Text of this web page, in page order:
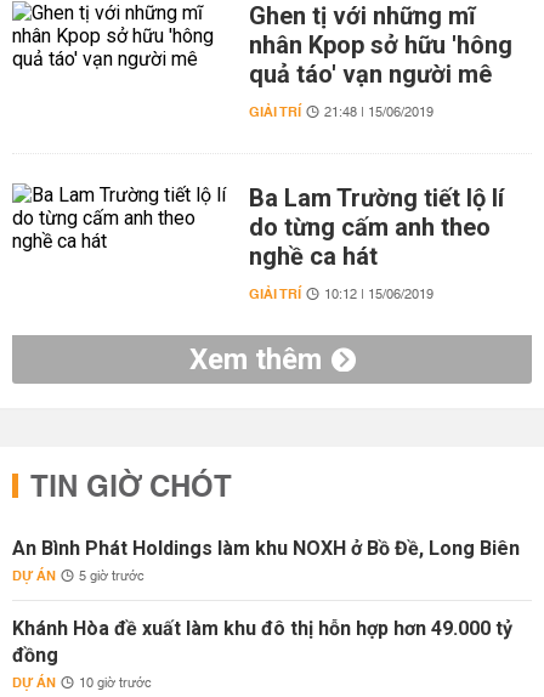
Ghen tị với những mĩ
nhân Kpop sở hữu 'hông
quả táo' vạn người mê
GIẢI TRÍ 21:48 | 15/06/2019
Ba Lam Trường tiết lộ lí
do từng cấm anh theo
nghề ca hát
GIẢI TRÍ 10:12 | 15/06/2019
Xem thêm
TIN GIỜ CHÓT
An Bình Phát Holdings làm khu NOXH ở Bồ Đề, Long Biên
DỰ ÁN 5 giờ trước
Khánh Hòa đề xuất làm khu đô thị hỗn hợp hơn 49.000 tỷ
đồng
DỰ ÁN 10 giờ trước